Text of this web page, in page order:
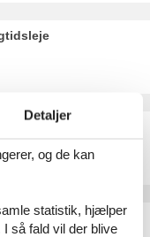
42
Detaljer
og de kan
statistik, hjælper
så fald vil der blive